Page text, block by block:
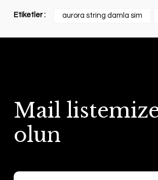
Etiketler : aurora string damla sim
Mail
olun